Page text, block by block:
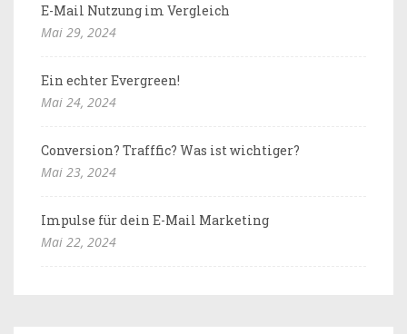
E-Mail Nutzung im Vergleich
Mai 29, 2024
Ein echter Evergreen!
Mai 24, 2024
Conversion? Trafffic? Was ist wichtiger?
Mai 23, 2024
Impulse für dein E-Mail Marketing
Mai 22, 2024